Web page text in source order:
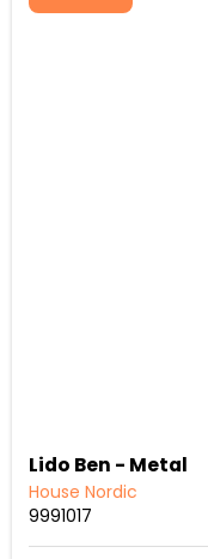
Lido Ben - Metal
House Nordic
9991017